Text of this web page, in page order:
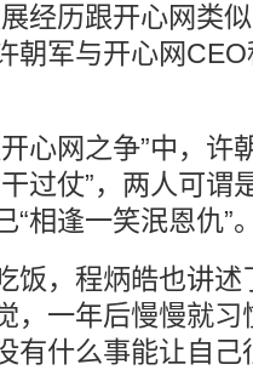
经历跟开心网类
朝军与开心网
心网之争”中，许
过仗”，两人可谓
“相逢一笑泯恩仇”
饭，程炳皓也讲
，一年后慢慢就
有什么事能让自